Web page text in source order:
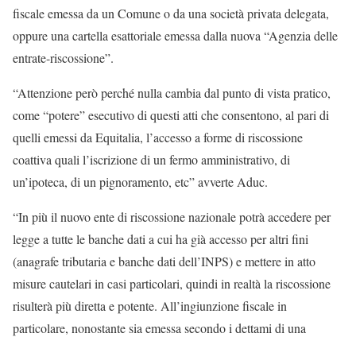
fiscale emessa da un Comune o da una società privata delegata,
oppure una cartella esattoriale emessa dalla nuova “Agenzia delle
entrate-riscossione”.
“Attenzione però perché nulla cambia dal punto di vista pratico,
come “potere” esecutivo di questi atti che consentono, al pari di
quelli emessi da Equitalia, l’accesso a forme di riscossione
coattiva quali l’iscrizione di un fermo amministrativo, di
un’ipoteca, di un pignoramento, etc” avverte Aduc.
“In più il nuovo ente di riscossione nazionale potrà accedere per
legge a tutte le banche dati a cui ha già accesso per altri fini
(anagrafe tributaria e banche dati dell’INPS) e mettere in atto
misure cautelari in casi particolari, quindi in realtà la riscossione
risulterà più diretta e potente. All’ingiunzione fiscale in
particolare, nonostante sia emessa secondo i dettami di una